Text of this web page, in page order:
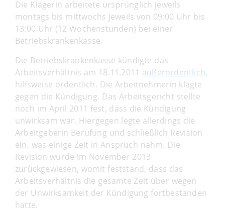
Die Klägerin arbeitete ursprünglich jeweils
montags bis mittwochs jeweils von 09:00 Uhr bis
13:00 Uhr (12 Wochenstunden) bei einer
Betriebskrankenkasse.
Die Betriebskrankenkasse kündigte das
Arbeitsverhältnis am 18.11.2011 außerordentlich,
hilfsweise ordentlich. Die Arbeitnehmerin klagte
gegen die Kündigung. Das Arbeitsgericht stellte
noch im April 2011 fest, dass die Kündigung
unwirksam war. Hiergegen legte allerdings die
Arbeitgeberin Berufung und schließlich Revision
ein, was einige Zeit in Anspruch nahm. Die
Revision wurde im November 2013
zurückgewiesen, womit feststand, dass das
Arbeitsverhältnis die gesamte Zeit über wegen
der Unwirksamkeit der Kündigung fortbestanden
hatte.